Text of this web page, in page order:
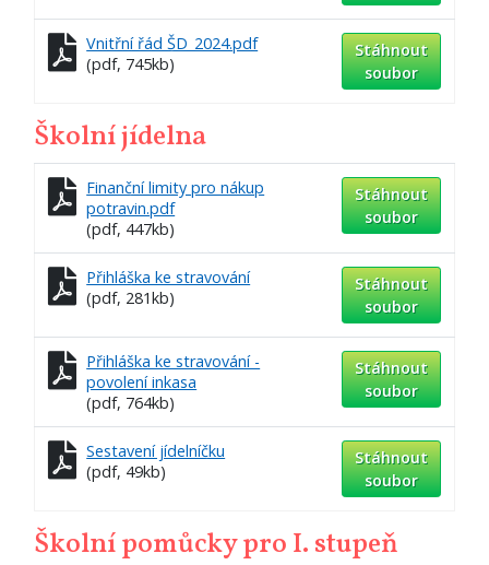
Vnitřní řád ŠD_2024.pdf
(pdf, 745kb)
Stáhnout
soubor
Školní jídelna
Finanční limity pro nákup
potravin.pdf
(pdf, 447kb)
Stáhnout
soubor
Přihláška ke stravování
(pdf, 281kb)
Stáhnout
soubor
Přihláška ke stravování -
povolení inkasa
(pdf, 764kb)
Stáhnout
soubor
Sestavení jídelníčku
(pdf, 49kb)
Stáhnout
soubor
Školní pomůcky pro I. stupeň